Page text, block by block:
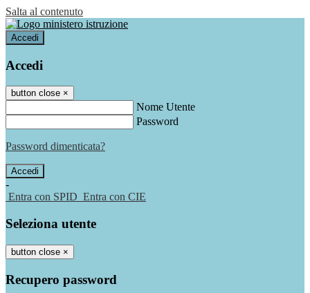
Salta al contenuto
Accedi
Accedi
button close ×
Nome Utente
Password
Password dimenticata?
-
Entra con SPID Entra con CIE
Seleziona utente
button close ×
Recupero password